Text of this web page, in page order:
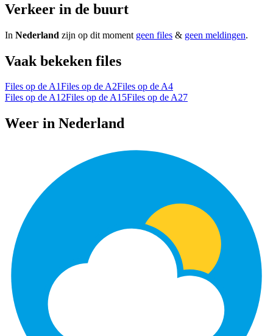
Verkeer in de buurt
In Nederland zijn op dit moment geen files & geen meldingen.
Vaak bekeken files
Files op de A1Files op de A2Files op de A4
Files op de A12Files op de A15Files op de A27
Weer in Nederland